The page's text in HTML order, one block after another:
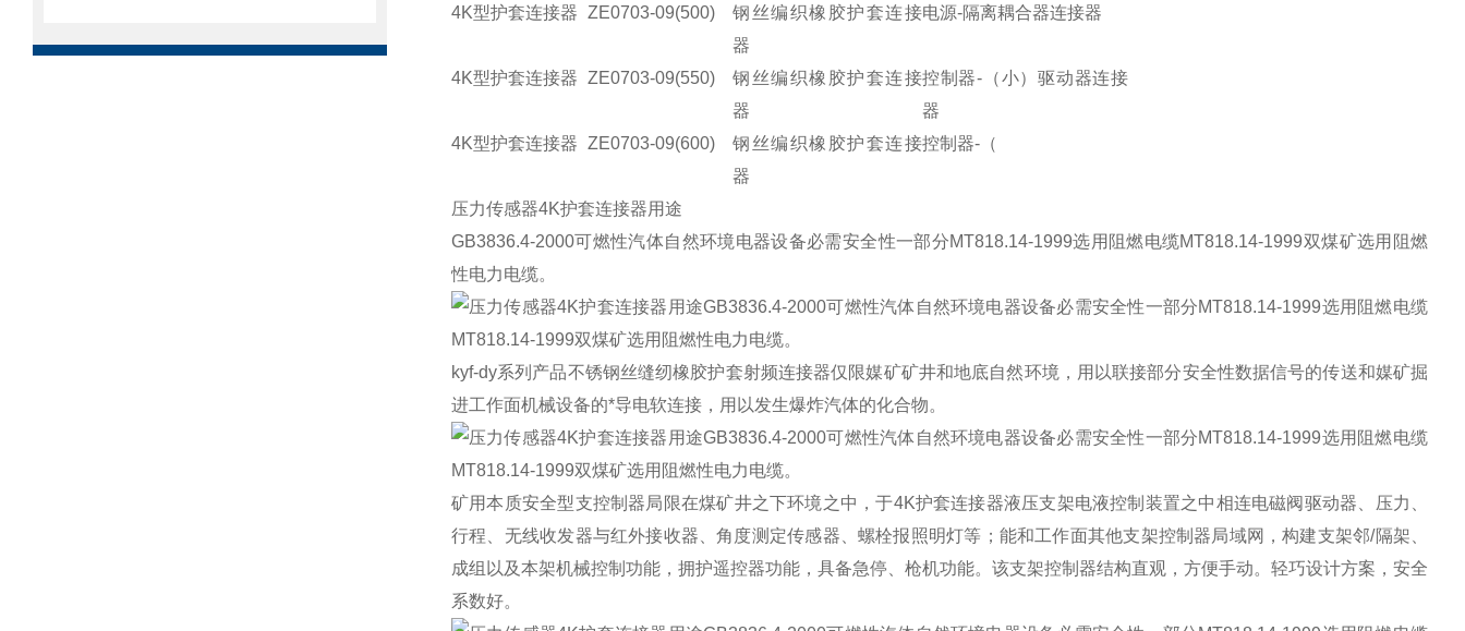
4K型护套连接器 ZE0703-09(500)
钢丝编织橡胶护套连接
器
电源-隔离耦合器连接器
4K型护套连接器 ZE0703-09(550)
钢丝编织橡胶护套连接
器
控制器- （小）驱动器连接
器
4K型护套连接器 ZE0703-09(600)
钢丝编织橡胶护套连接
器
控制器- （
压力传感器4K护套连接器用途
GB3836.4-2000可燃性汽体自然环境电器设备必需安全性一部分MT818.14-1999选用阻燃电缆MT818.14-1999双煤矿选用阻燃
性电力电缆。
kyf-dy系列产品不锈钢丝缝纫橡胶护套射频连接器仅限媒矿矿井和地底自然环境，用以联接部分安全性数据信号的传送和媒矿掘
进工作面机械设备的*导电软连接，用以发生爆炸汽体的化合物。
矿用本质安全型支控制器局限在煤矿井之下环境之中，于4K护套连接器液压支架电液控制装置之中相连电磁阀驱动器、压力、
行程、无线收发器与红外接收器、角度测定传感器、螺栓报照明灯等；能和工作面其他支架控制器局域网，构建支架邻/隔架、
成组以及本架机械控制功能，拥护遥控器功能，具备急停、枪机功能。该支架控制器结构直观，方便手动。轻巧设计方案，安全
系数好。